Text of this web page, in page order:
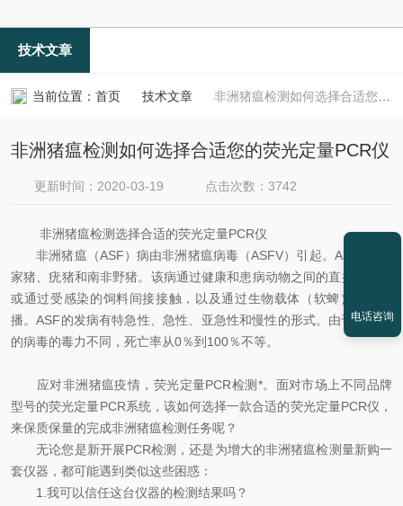
技术文章
当前位置： 首页 技术文章 非洲猪瘟检测如何选择合适您的荧光定量PCR仪
非洲猪瘟检测如何选择合适您的荧光定量PCR仪
更新时间：2020-03-19 点击次数：3742
非洲猪瘟检测选择合适的荧光定量PCR仪
非洲猪瘟（ASF）病由非洲猪瘟病毒（ASFV）引起。ASFV感染
家猪、疣猪和南非野猪。该病通过健康和患病动物之间的直接接触，
或通过受感染的饲料间接接触，以及通过生物载体（软蜱）进行传
播。ASF的发病有特急性、急性、亚急性和慢性的形式。由于猪感染
的病毒的毒力不同，死亡率从0％到100％不等。
应对非洲猪瘟疫情，荧光定量PCR检测*。面对市场上不同品牌
型号的荧光定量PCR系统，该如何选择一款合适的荧光定量PCR仪，
来保质保量的完成非洲猪瘟检测任务呢？
无论您是新开展PCR检测，还是为增大的非洲猪瘟检测量新购一
套仪器，都可能遇到类似这些困惑：
1.我可以信任这台仪器的检测结果吗？
电话咨询